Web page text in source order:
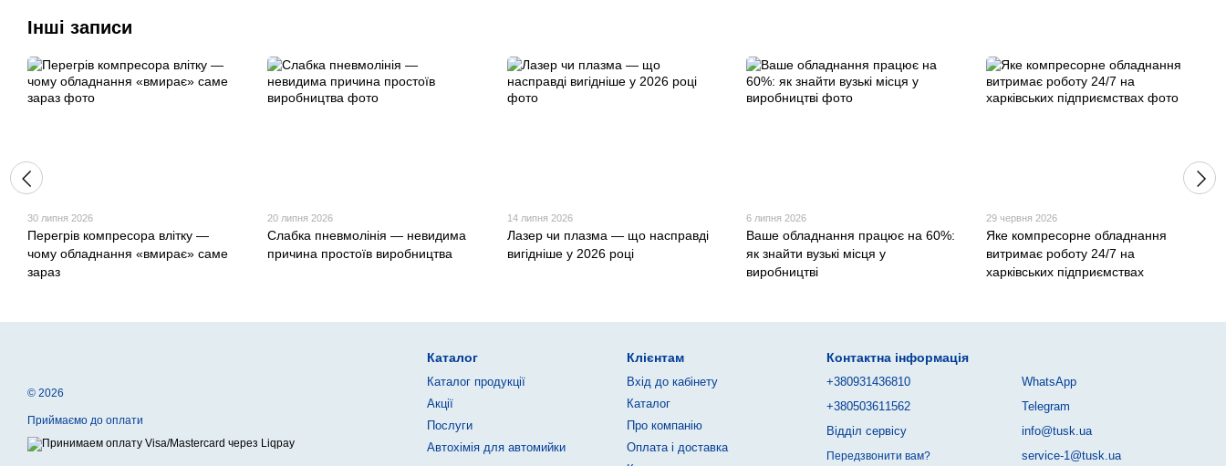
Інші записи
30 липня 2026
Перегрів компресора влітку —
чому обладнання «вмирає» саме
зараз
20 липня 2026
Слабка пневмолінія — невидима
причина простоїв виробництва
14 липня 2026
Лазер чи плазма — що насправді
вигідніше у 2026 році
6 липня 2026
Ваше обладнання працює на 60%:
як знайти вузькі місця у
виробництві
29 червня 2026
Яке компресорне обладнання
витримає роботу 24/7 на
харківських підприємствах
© 2026
Приймаємо до оплати
Каталог
Каталог продукції
Акції
Послуги
Автохімія для автомийки
Клієнтам
Вхід до кабінету
Каталог
Про компанію
Оплата і доставка
Контактна інформація
+380931436810
+380503611562
Відділ сервісу
Передзвонити вам?
WhatsApp
Telegram
info@tusk.ua
service-1@tusk.ua